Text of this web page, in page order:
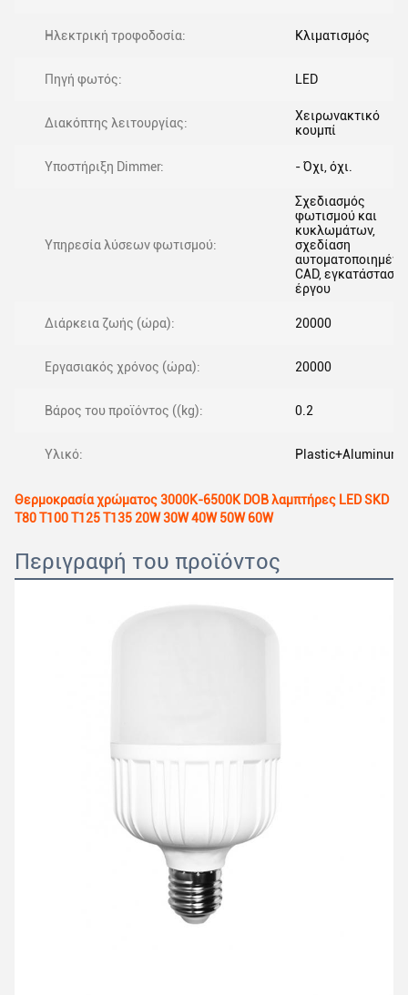
Ηλεκτρική τροφοδοσία: Κλιματισμός
Πηγή φωτός: LED
Διακόπτης λειτουργίας:
Χειρωνακτικό
κουμπί
Υποστήριξη Dimmer: - Όχι, όχι.
Υπηρεσία λύσεων φωτισμού:
Σχεδιασμός
φωτισμού και
κυκλωμάτων,
σχεδίαση
CAD, εγκατάσταση
έργου
Διάρκεια ζωής (ώρα): 20000
Εργασιακός χρόνος (ώρα): 20000
Βάρος του προϊόντος ((kg): 0.2
Υλικό: Plastic+Aluminum
Θερμοκρασία χρώματος 3000K-6500K DOB λαμπτήρες LED SKD
T80 T100 T125 T135 20W 30W 40W 50W 60W
Περιγραφή του προϊόντος